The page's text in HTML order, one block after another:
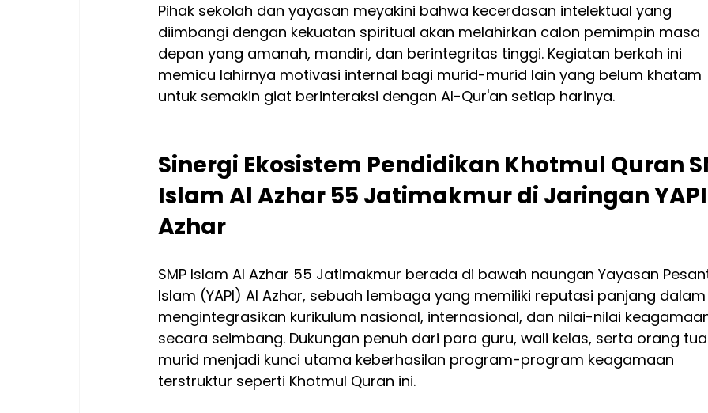
Pihak sekolah dan yayasan meyakini bahwa kecerdasan intelektual yang
diimbangi dengan kekuatan spiritual akan melahirkan calon pemimpin masa
depan yang amanah, mandiri, dan berintegritas tinggi. Kegiatan berkah ini
memicu lahirnya motivasi internal bagi murid-murid lain yang belum khatam
untuk semakin giat berinteraksi dengan Al-Qur'an setiap harinya.
Sinergi Ekosistem Pendidikan Khotmul Quran
Islam Al Azhar 55 Jatimakmur di Jaringan
Azhar
SMP Islam Al Azhar 55 Jatimakmur berada di bawah naungan Yayasan
Islam (YAPI) Al Azhar, sebuah lembaga yang memiliki reputasi panjang dalam
mengintegrasikan kurikulum nasional, internasional, dan nilai-nilai
secara seimbang. Dukungan penuh dari para guru, wali kelas, serta orang tua
murid menjadi kunci utama keberhasilan program-program keagamaan
terstruktur seperti Khotmul Quran ini.